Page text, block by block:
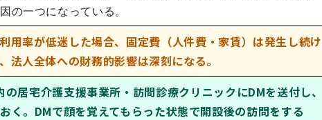
の一つになっている。
用率が低迷した場合、固定費（人件費・家賃）は発生し続け
人全体への財務的影響は深刻になる。
居宅介護支援事業所・訪問診療クリニックにDMを送付し、
く。DMで顔を覚えてもらった状態で開設後の訪問をする